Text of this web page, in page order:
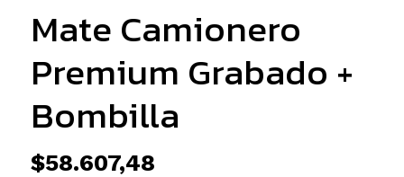
Mate Camionero
Premium Grabado +
Bombilla
$58.607,48